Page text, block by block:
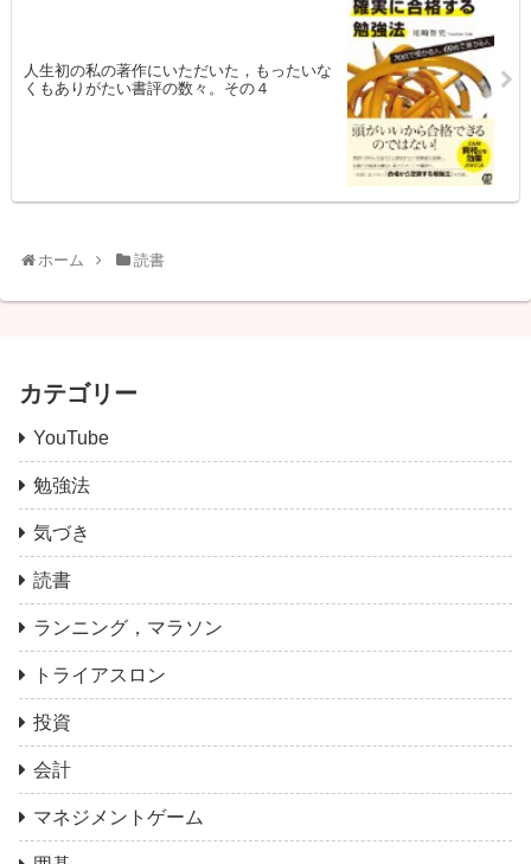
人生初の私の著作にいただいた，もったいな
くもありがたい書評の数々。その４
ホーム 読書
カテゴリー
YouTube
勉強法
気づき
読書
ランニング，マラソン
トライアスロン
投資
会計
マネジメントゲーム